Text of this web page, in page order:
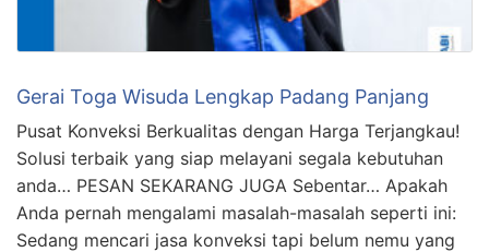
Gerai Toga Wisuda Lengkap Padang Panjang
Pusat Konveksi Berkualitas dengan Harga Terjangkau!
Solusi terbaik yang siap melayani segala kebutuhan
anda… PESAN SEKARANG JUGA Sebentar… Apakah
Anda pernah mengalami masalah-masalah seperti ini:
Sedang mencari jasa konveksi tapi belum nemu yang